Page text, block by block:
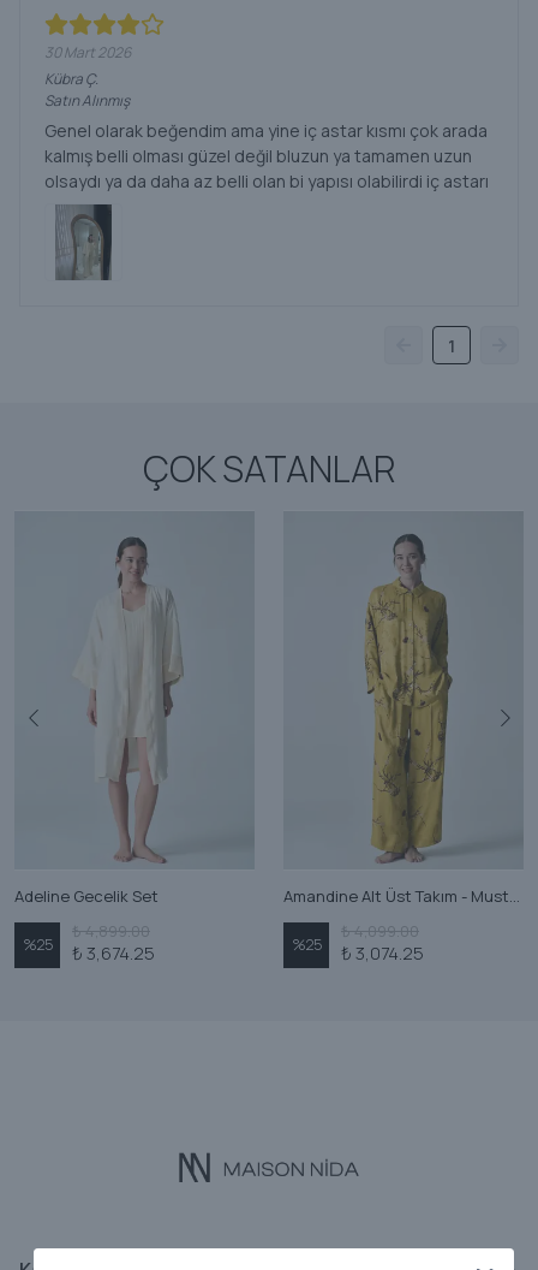
30 Mart 2026
KübraÇ.
Satın Alınmış
Genel olarak beğendim ama yine iç astar kısmı çok arada
kalmış belli olması güzel değil bluzun ya tamamen uzun
olsaydı ya da daha az belli olan bi yapısı olabilirdi iç astarı
1
ÇOK SATANLAR
Adeline Gecelik Set
%25
₺ 4,899.00
₺ 3,674.25
Amandine Alt Üst Takım - Mustard
%25
₺ 4,099.00
₺ 3,074.25